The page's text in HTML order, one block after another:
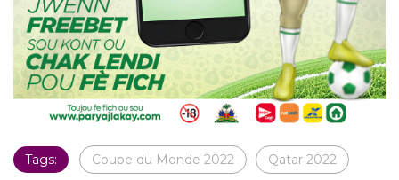
Tags: Coupe du Monde 2022 Qatar 2022